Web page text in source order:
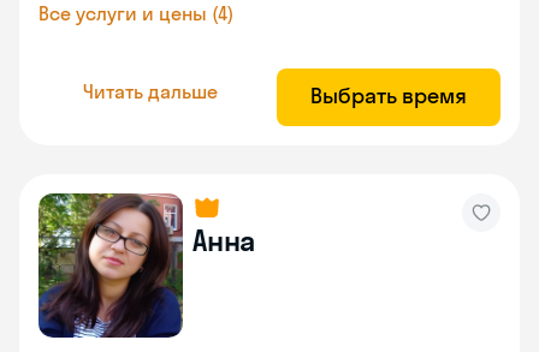
Все услуги и цены (4)
Читать дальше Выбрать время
Анна